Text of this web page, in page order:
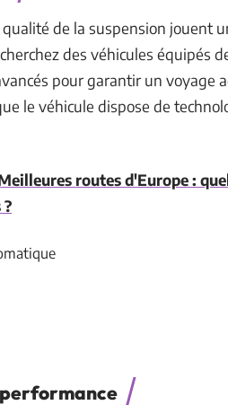
de la suspension jouent
des véhicules équipés
pour garantir un voyage
le véhicule dispose de
routes d'Europe :